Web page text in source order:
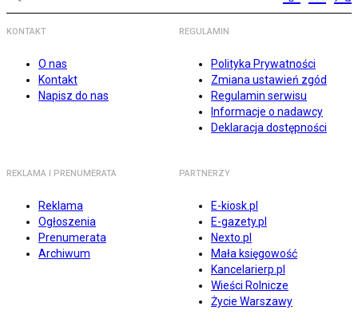
KONTAKT
O nas
Kontakt
Napisz do nas
REGULAMIN
Polityka Prywatności
Zmiana ustawień zgód
Regulamin serwisu
Informacje o nadawcy
Deklaracja dostępności
REKLAMA I PRENUMERATA
Reklama
Ogłoszenia
Prenumerata
Archiwum
PARTNERZY
E-kiosk.pl
E-gazety.pl
Nexto.pl
Mała księgowość
Kancelarierp.pl
Wieści Rolnicze
Życie Warszawy